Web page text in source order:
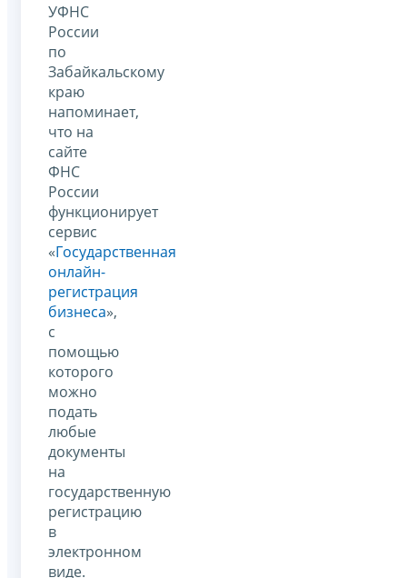
УФНС
России
по
Забайкальскому
краю
напоминает,
что на
сайте
ФНС
России
функционирует
сервис
«Государственная
онлайн-
регистрация
бизнеса»,
с
помощью
которого
можно
подать
любые
документы
на
государственную
регистрацию
в
электронном
виде.